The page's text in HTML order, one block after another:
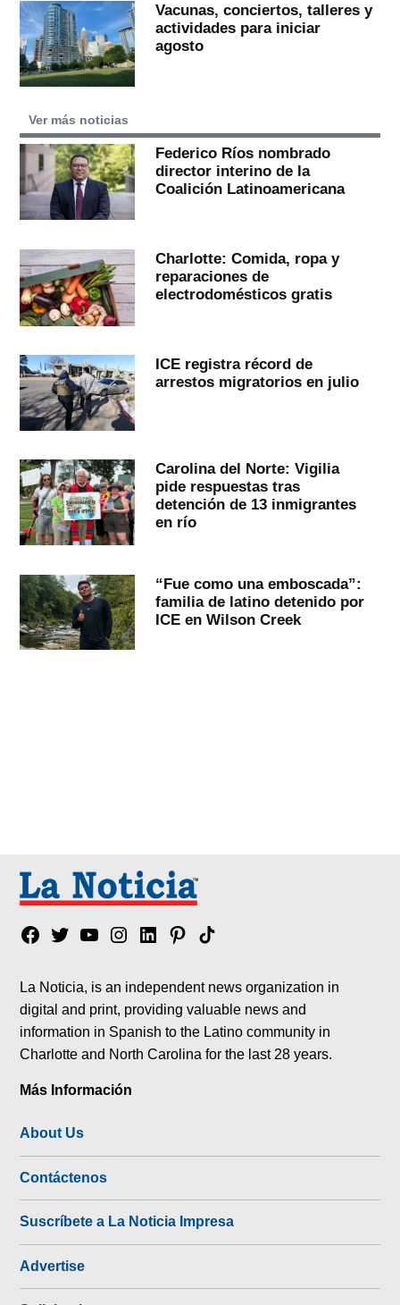
Vacunas, conciertos, talleres y
actividades para iniciar
agosto
Ver más noticias
Federico Ríos nombrado
director interino de la
Coalición Latinoamericana
Charlotte: Comida, ropa y
reparaciones de
electrodomésticos gratis
ICE registra récord de
arrestos migratorios en julio
Carolina del Norte: Vigilia
pide respuestas tras
detención de 13 inmigrantes
en río
“Fue como una emboscada”:
familia de latino detenido por
ICE en Wilson Creek
Facebook
TwitterYouTubeInstagram
LinkedinPinterest
Tik
La Noticia, is an independent news organization in
digital and print, providing valuable news and
information in Spanish to the Latino community in
Charlotte and North Carolina for the last 28 years.
Más Información
About Us
Contáctenos
Suscríbete a La Noticia Impresa
Advertise